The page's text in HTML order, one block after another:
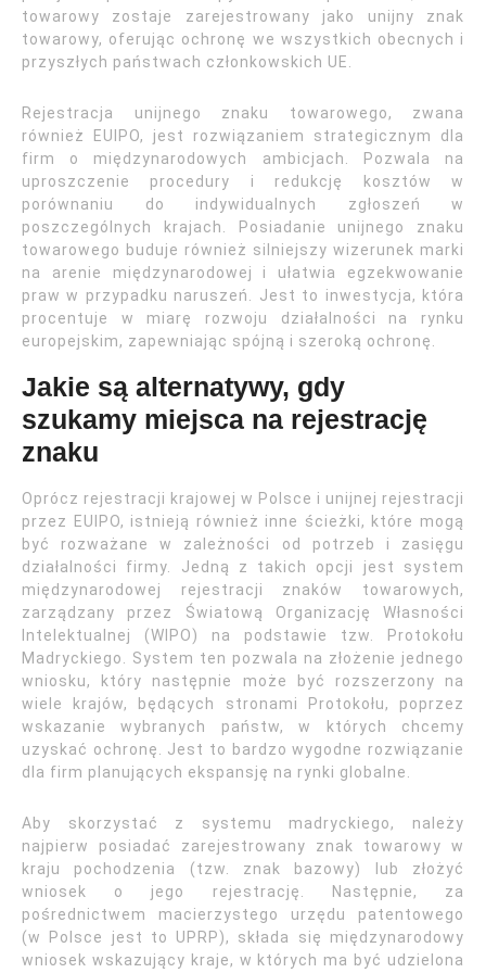
towarowy zostaje zarejestrowany jako unijny znak
towarowy, oferując ochronę we wszystkich obecnych i
przyszłych państwach członkowskich UE.
Rejestracja unijnego znaku towarowego, zwana
również EUIPO, jest rozwiązaniem strategicznym dla
firm o międzynarodowych ambicjach. Pozwala na
uproszczenie procedury i redukcję kosztów w
porównaniu do indywidualnych zgłoszeń w
poszczególnych krajach. Posiadanie unijnego znaku
towarowego buduje również silniejszy wizerunek marki
na arenie międzynarodowej i ułatwia egzekwowanie
praw w przypadku naruszeń. Jest to inwestycja, która
procentuje w miarę rozwoju działalności na rynku
europejskim, zapewniając spójną i szeroką ochronę.
Jakie są alternatywy, gdy
szukamy miejsca na rejestrację
znaku
Oprócz rejestracji krajowej w Polsce i unijnej rejestracji
przez EUIPO, istnieją również inne ścieżki, które mogą
być rozważane w zależności od potrzeb i zasięgu
działalności firmy. Jedną z takich opcji jest system
międzynarodowej rejestracji znaków towarowych,
zarządzany przez Światową Organizację Własności
Intelektualnej (WIPO) na podstawie tzw. Protokołu
Madryckiego. System ten pozwala na złożenie jednego
wniosku, który następnie może być rozszerzony na
wiele krajów, będących stronami Protokołu, poprzez
wskazanie wybranych państw, w których chcemy
uzyskać ochronę. Jest to bardzo wygodne rozwiązanie
dla firm planujących ekspansję na rynki globalne.
Aby skorzystać z systemu madryckiego, należy
najpierw posiadać zarejestrowany znak towarowy w
kraju pochodzenia (tzw. znak bazowy) lub złożyć
wniosek o jego rejestrację. Następnie, za
pośrednictwem macierzystego urzędu patentowego
(w Polsce jest to UPRP), składa się międzynarodowy
wniosek wskazujący kraje, w których ma być udzielona